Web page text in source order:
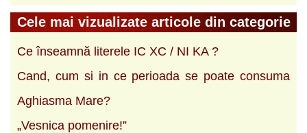
Cele mai vizualizate articole din categorie
Ce înseamnă literele IC XC / NI KA ?
Cand, cum si in ce perioada se poate consuma
Aghiasma Mare?
„Vesnica pomenire!”